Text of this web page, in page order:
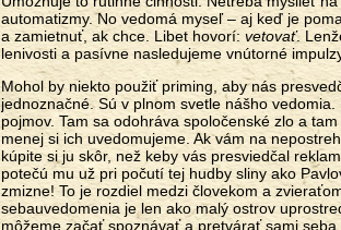
automatizmy. No vedomá myseľ – aj keď je
a zamietnuť, ak chce. Libet hovorí: vetovať.
lenivosti a pasívne nasledujeme vnútorné
Mohol by niekto použiť priming, aby nás
jednoznačné. Sú v plnom svetle nášho
pojmov. Tam sa odohráva spoločenské zlo a
menej si ich uvedomujeme. Ak vám na
kúpite si ju skôr, než keby vás presviedčal
potečú mu už pri počutí tej hudby sliny ako
zmizne! To je rozdiel medzi človekom a
sebauvedomenia je len ako malý ostrov
môžeme začať spoznávať a pretvárať sami seba.